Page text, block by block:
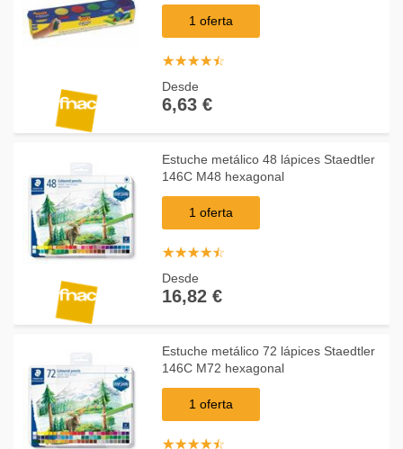
1 oferta
☆☆☆☆☆
★★★★★
Desde
6,63 €
Estuche metálico 48 lápices Staedtler
146C M48 hexagonal
1 oferta
☆☆☆☆☆
★★★★★
Desde
16,82 €
Estuche metálico 72 lápices Staedtler
146C M72 hexagonal
1 oferta
☆☆☆☆☆
★★★★★